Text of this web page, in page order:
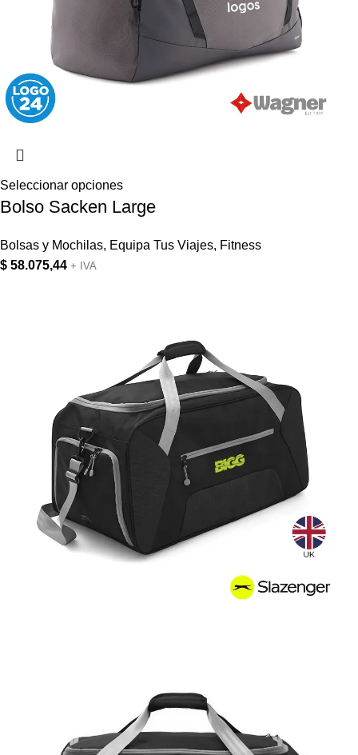
Seleccionar opciones
Bolso Sacken Large
Bolsas y Mochilas, Equipa Tus Viajes, Fitness
$ 58.075,44 + IVA